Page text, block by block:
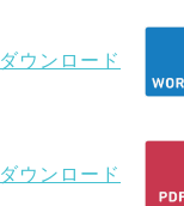
ダウンロード
ダウンロード